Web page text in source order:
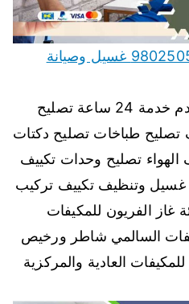
تصليح مكيفات السالمي 98025055 غسيل وصيانة
تصليح مكيفات السالمي نقدم خدمة 24 ساعة تصليح
تصليح طباخات تصليح دكتات
تصليح وحدات تكييف
وتنظيف تكييف تركيب
غاز الفريون للمكيفات
السالمي شاطر ورخيص
العادية والمركزية